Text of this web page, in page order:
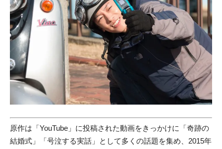
原作は「YouTube」に投稿された動画をきっかけに「奇跡の
結婚式」「号泣する実話」として多くの話題を集め、2015年